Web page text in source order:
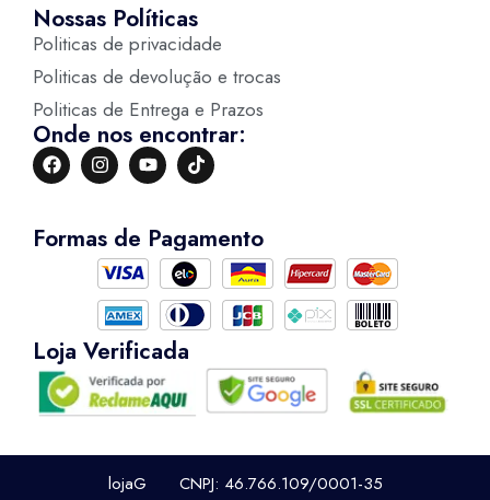
Nossas Políticas
Politicas de privacidade
Politicas de devolução e trocas
Politicas de Entrega e Prazos
Onde nos encontrar:
Formas de Pagamento
Loja Verificada
lojaG CNPJ: 46.766.109/0001-35